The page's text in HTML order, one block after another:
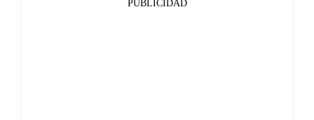
PUBLICIDAD